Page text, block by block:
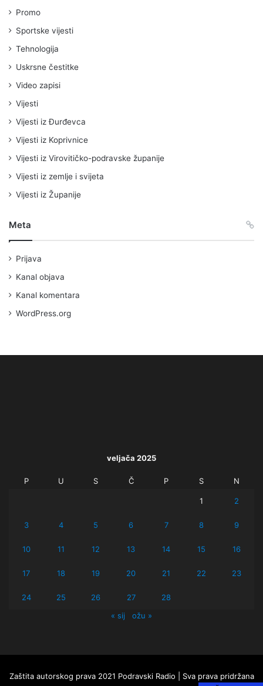
Promo
Sportske vijesti
Tehnologija
Uskrsne čestitke
Video zapisi
Vijesti
Vijesti iz Đurđevca
Vijesti iz Koprivnice
Vijesti iz Virovitičko-podravske županije
Vijesti iz zemlje i svijeta
Vijesti iz Županije
Meta
Prijava
Kanal objava
Kanal komentara
WordPress.org
veljača 2025
P U S Č P S N
1 2
3 4 5 6 7 8 9
10 11 12 13 14 15 16
17 18 19 20 21 22 23
24 25 26 27
28
« sij
ožu »
Zaštita autorskog prava 2021 Podravski Radio | Sva prava pridržana